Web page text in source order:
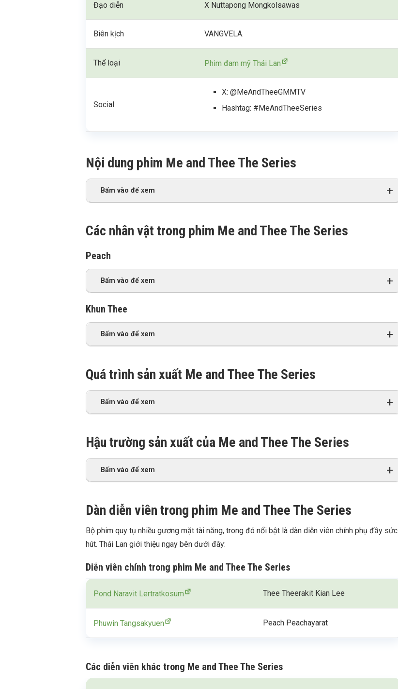
Đạo diễn X Nuttapong Mongkolsawas
Biên kịch VANGVELA.
Thể loại Phim đam mỹ Thái Lan
Social
X: @MeAndTheeGMMTV
Hashtag: #MeAndTheeSeries
Nội dung phim Me and Thee The Series
Bấm vào để xem
Các nhân vật trong phim Me and Thee The Series
Peach
Bấm vào để xem
Khun Thee
Bấm vào để xem
Quá trình sản xuất Me and Thee The Series
Bấm vào để xem
Hậu trường sản xuất của Me and Thee The Series
Bấm vào để xem
Dàn diễn viên trong phim Me and Thee The Series
Bộ phim quy tụ nhiều gương mặt tài năng, trong đó nổi bật là dàn diễn viên chính phụ đầy sức
hút. Thái Lan giới thiệu ngay bên dưới đây:
Diễn viên chính trong phim Me and Thee The Series
Pond Naravit Lertratkosum Thee Theerakit Kian Lee
Phuwin Tangsakyuen Peach Peachayarat
Các diễn viên khác trong Me and Thee The Series